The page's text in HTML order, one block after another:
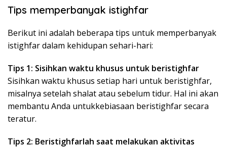
Tips memperbanyak istighfar
Berikut ini adalah beberapa tips untuk memperbanyak
istighfar dalam kehidupan sehari-hari:
Tips 1: Sisihkan waktu khusus untuk beristighfar
Sisihkan waktu khusus setiap hari untuk beristighfar,
misalnya setelah shalat atau sebelum tidur. Hal ini akan
membantu Anda untukkebiasaan beristighfar secara
teratur.
Tips 2: Beristighfarlah saat melakukan aktivitas